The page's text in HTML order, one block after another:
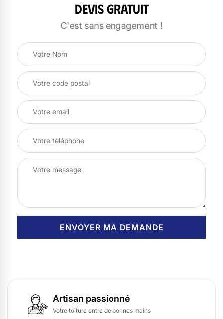
Devis gratuit
C'est sans engagement !
Artisan passionné
Votre toiture entre de bonnes mains